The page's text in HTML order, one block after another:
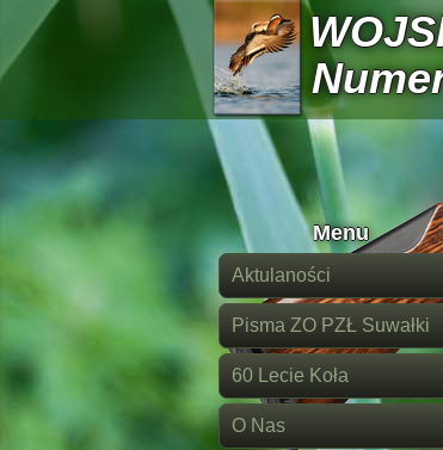
Menu
Aktulaności
Pisma ZO PZŁ Suwałki
60 Lecie Koła
O Nas